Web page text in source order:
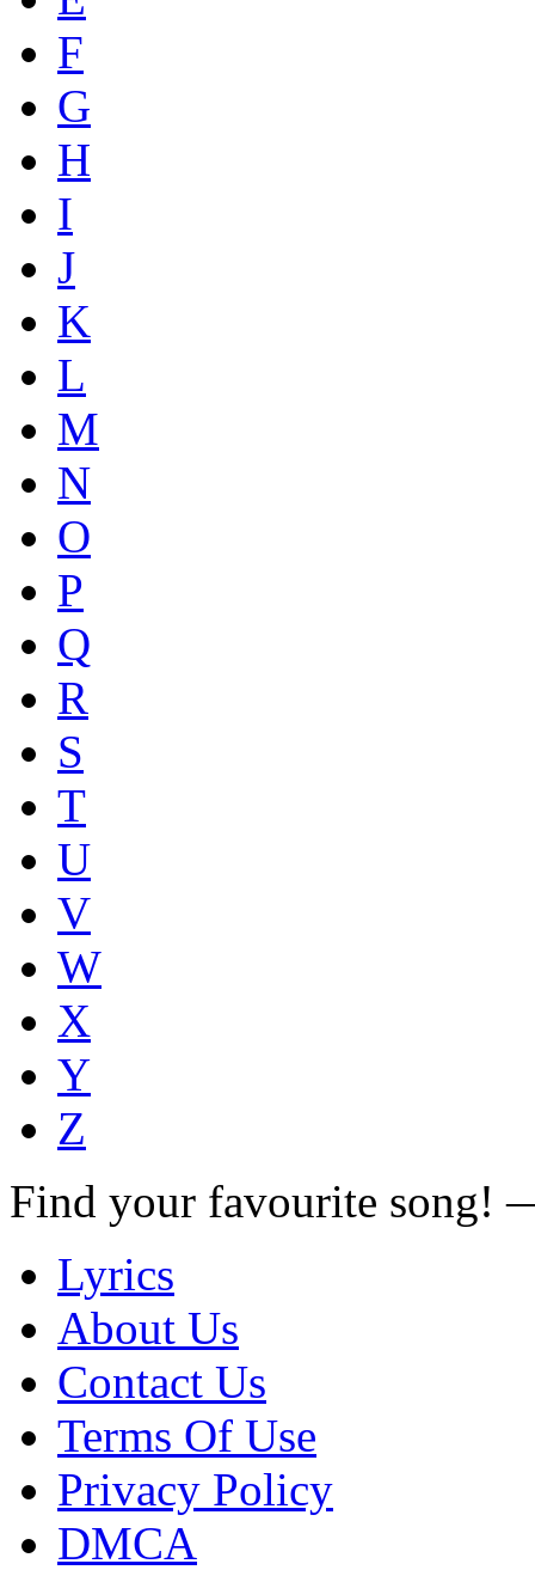
F
G
H
I
J
K
L
M
N
O
P
Q
R
S
T
U
V
W
X
Y
Z
Find your favourite song!
Lyrics
About Us
Contact Us
Terms Of Use
Privacy Policy
DMCA